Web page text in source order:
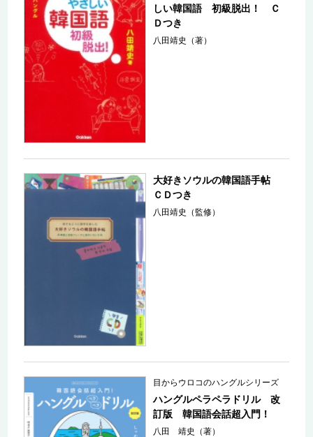
しい韓国語 初級脱出！ Ｃ
Ｄつき
八田靖史（著）
大好きソウルの韓国語手帖
ＣＤつき
八田靖史（監修）
目からウロコのハングルシリーズ
ハングルペラペラドリル 改
訂版 韓国語会話超入門！
八田 靖史（著）